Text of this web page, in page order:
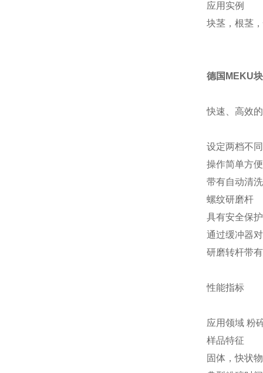
应用实例
块茎，根茎
德国MEKU
快速、高效
设定两档不
操作简单方
带有自动清
螺纹研磨杆
具有安全保
通过缓冲器
研磨转杆带
性能指标
应用领域 粉
样品特征
固体，快状